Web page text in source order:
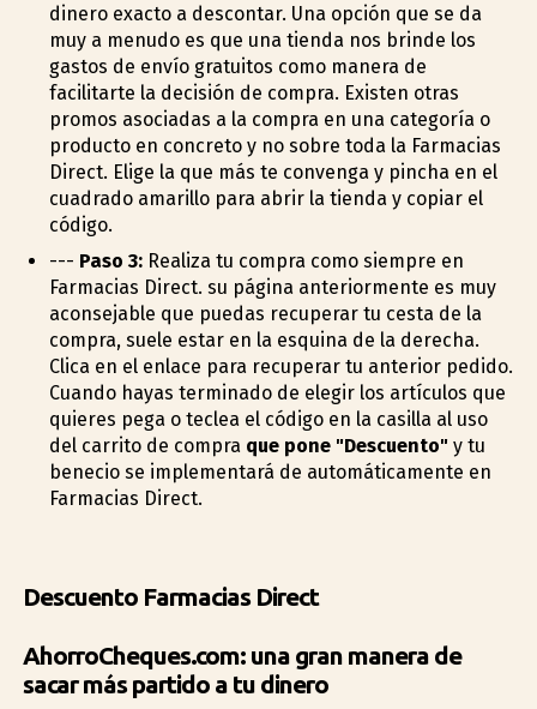
dinero exacto a descontar. Una opción que se da
muy a menudo es que una tienda nos brinde los
gastos de envío gratuitos como manera de
facilitarte la decisión de compra. Existen otras
promos asociadas a la compra en una categoría o
producto en concreto y no sobre toda la Farmacias
Direct. Elige la que más te convenga y pincha en el
cuadrado amarillo para abrir la tienda y copiar el
código.
--- Paso 3:Realiza tu compra como siempre en
Farmacias Direct. su página anteriormente es muy
aconsejable que puedas recuperar tu cesta de la
compra, suele estar en la esquina de la derecha.
Clica en el enlace para recuperar tu anterior pedido.
Cuando hayas terminado de elegir los artículos que
quieres pega o teclea el código en la casilla al uso
del carrito de compra que pone "Descuento"y tu
beneficio se implementará de automáticamente en
Farmacias Direct.
Descuento Farmacias Direct
AhorroCheques.com: una gran manera de
sacar más partido a tu dinero